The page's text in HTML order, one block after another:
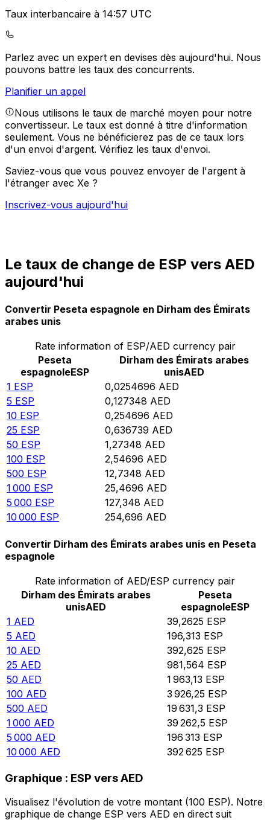
Taux interbancaire à 14:57 UTC
Parlez avec un expert en devises dès aujourd'hui. Nous
pouvons battre les taux des concurrents.
Planifier un appel
Nous utilisons le taux de marché moyen pour notre
convertisseur. Le taux est donné à titre d'information
seulement. Vous ne bénéficierez pas de ce taux lors
d'un envoi d'argent. Vérifiez les taux d'envoi.
Saviez-vous que vous pouvez envoyer de l'argent à
l'étranger avec Xe ?
Inscrivez-vous aujourd'hui
Le taux de change de ESP vers AED
aujourd'hui
Convertir Peseta espagnole en Dirham des Émirats
arabes unis
Rate information of ESP/AED currency pair
Peseta
espagnoleESP
Dirham des Émirats arabes
unisAED
1 ESP 0,0254696 AED
5 ESP 0,127348 AED
10 ESP 0,254696 AED
25 ESP 0,636739 AED
50 ESP 1,27348 AED
100 ESP 2,54696 AED
500 ESP 12,7348 AED
1 000 ESP 25,4696 AED
5 000 ESP 127,348 AED
10 000 ESP 254,696 AED
Convertir Dirham des Émirats arabes unis en Peseta
espagnole
Rate information of AED/ESP currency pair
Dirham des Émirats arabes
unisAED
Peseta
espagnoleESP
1 AED 39,2625 ESP
5 AED 196,313 ESP
10 AED 392,625 ESP
25 AED 981,564 ESP
50 AED 1 963,13 ESP
100 AED 3 926,25 ESP
500 AED 19 631,3 ESP
1 000 AED 39 262,5 ESP
5 000 AED 196 313 ESP
10 000 AED 392 625 ESP
Graphique : ESP vers AED
Visualisez l'évolution de votre montant (100 ESP). Notre
graphique de change ESP vers AED en direct suit